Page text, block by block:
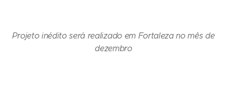
Projeto inédito será realizado em Fortaleza no mês de
dezembro